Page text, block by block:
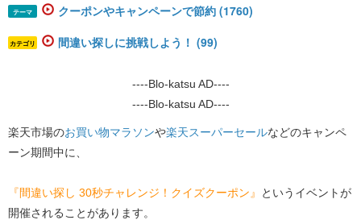
テーマ クーポンやキャンペーンで節約 (1760)
カテゴリ 間違い探しに挑戦しよう！ (99)
----Blo-katsu AD----
----Blo-katsu AD----
​楽天市場のお買い物マラソンや楽天スーパーセールなどのキャンペ
ーン期間中に、
『間違い探し 30秒チャレンジ！クイズクーポン』
というイベントが
開催されることがあります。